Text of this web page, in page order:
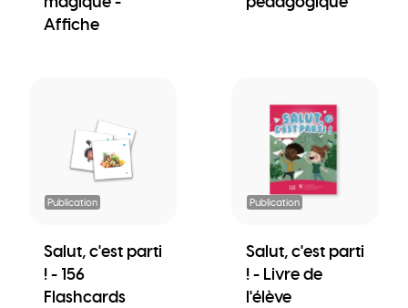
Affiche
Publication
Salut, c'est parti
! - 156
Flashcards
Publication
Salut, c'est parti
! - Livre de
l'élève